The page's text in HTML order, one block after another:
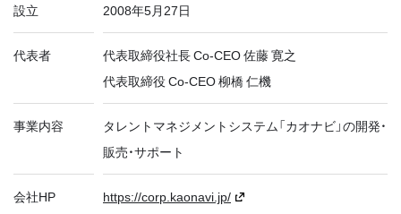
設立 2008年5月27日
代表者
代表取締役社長 Co-CEO 佐藤 寛之
代表取締役 Co-CEO 柳橋 仁機
事業内容
タレントマネジメントシステム「カオナビ」の開発・
販売・サポート
会社HP https://corp.kaonavi.jp/